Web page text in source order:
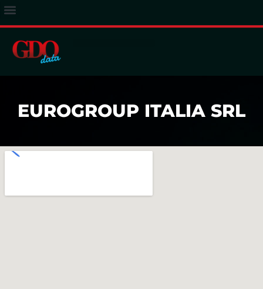
EUROGROUP ITALIA SRL